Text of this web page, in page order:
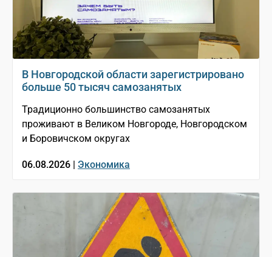
В Новгородской области зарегистрировано
больше 50 тысяч самозанятых
Традиционно большинство самозанятых
проживают в Великом Новгороде, Новгородском
и Боровичском округах
06.08.2026 | Экономика